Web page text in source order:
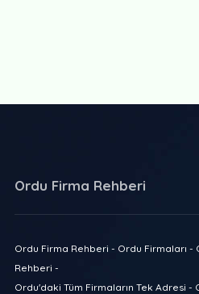
Ordu Firma Rehberi
Ordu Firma Rehberi - Ordu Firmaları
Rehberi -
Ordu'daki Tüm Firmaların Tek Adresi -